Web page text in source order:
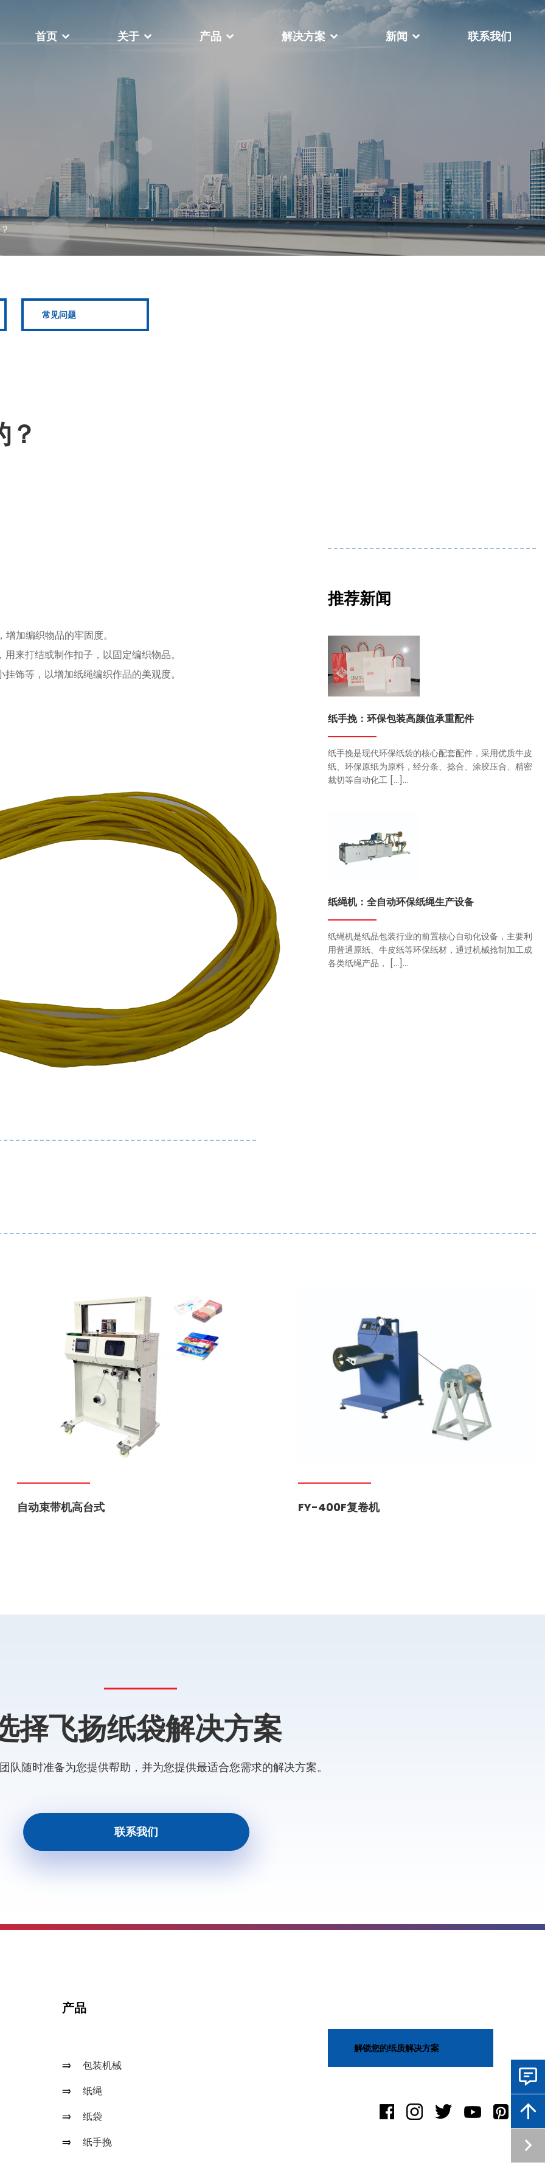
首页 关于
我们一直致力于帮助客户在瞬息
界中提高竞争力、成本效益和生
视频中心
公司相册
荣誉资质
产品
台式 FY-400F复卷机 FY-888全自动扁绳手挽机
解决方案 新闻 联系我们
常见问题
加编织物品的牢固度。
来打结或制作扣子，以固定编织物品。
饰等，以增加纸绳编织作品的美观度。
推荐新闻
纸手挽：环保包装高颜值承重配件
纸手挽是现代环保纸袋的核心配套配件，采用优质牛皮
纸、环保原纸为原料，经分条、捻合、涂胶压合、精密
裁切等自动化工 […]...
纸绳机：全自动环保纸绳生产设备
纸绳机是纸品包装行业的前置核心自动化设备，主要利
用普通原纸、牛皮纸等环保纸材，通过机械捻制加工成
各类纸绳产品， […]...
自动束带机高台式 FY-400F复卷机
择飞扬纸袋解决方案
队随时准备为您提供帮助，并为您提供最适合您需求的解决方案。
联系我们
产品
包装机械
纸绳
纸袋
纸手挽
解锁您的纸质解决方案